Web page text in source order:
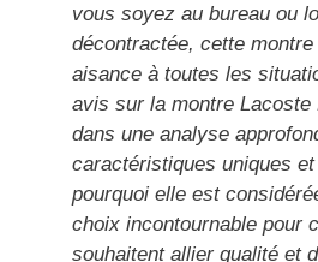
vous soyez au bureau ou
décontractée, cette montre
aisance à toutes les
avis sur la montre Lacoste
dans une analyse
caractéristiques uniques
pourquoi elle est
choix incontournable pour
souhaitent allier qualité et